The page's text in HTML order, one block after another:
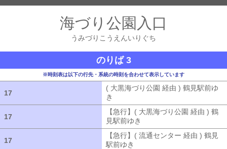
海づり公園入口
うみづりこうえんいりぐち
のりば 3
※時刻表は以下の行先・系統の時刻を合わせて表示しています
17
( 大黒海づり公園 経由 ) 鶴見駅前ゆ
き
17
【急行】( 大黒海づり公園 経由 ) 鶴
見駅前ゆき
17
【急行】( 流通センター 経由 ) 鶴見
駅前ゆき